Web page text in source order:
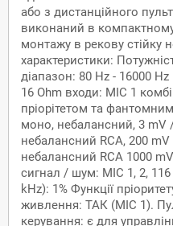
або з дистанційного
виконаний в
монтажу в рекову стійку
характеристики:
діапазон: 80 Hz - 16000
16 Ohm входи: MIC 1
пріорітетом та
моно, небалансний, 3 mV
небалансний RCA, 200
небалансний RCA 1000
сигнал / шум: MIC 1, 2, 116
kHz): 1% Функції
живлення: ТАК (MIC 1).
керування: є для